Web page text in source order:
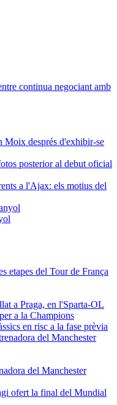
continua negociant amb
després d'exhibir-se
a l'Ajax: els motius del
en risc a la fase prèvia
del Manchester